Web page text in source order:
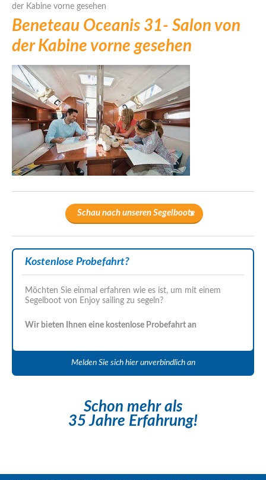
der Kabine vorne gesehen
Beneteau Oceanis 31- Salon von
der Kabine vorne gesehen
Schau nach unseren Segelboote
Kostenlose Probefahrt?
Möchten Sie einmal erfahren wie es ist, um mit einem
Segelboot von Enjoy sailing zu segeln?
Wir bieten Ihnen eine kostenlose Probefahrt an
Melden Sie sich hier unverbindlich an
Schon mehr als
35 Jahre Erfahrung!